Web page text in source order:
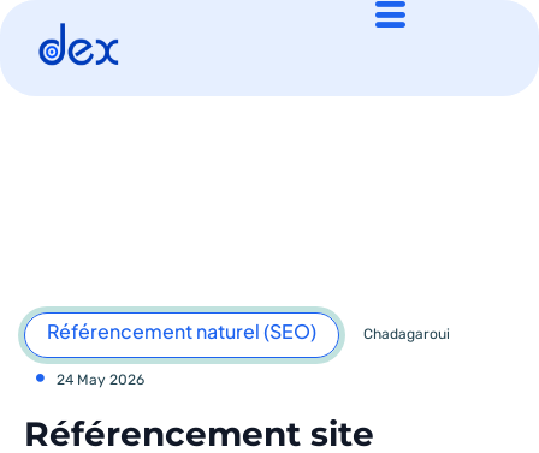
Référencement naturel (SEO) Chadagaroui
24 May 2026
Référencement site